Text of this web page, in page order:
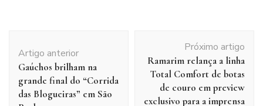
de
post
Artigo anterior
Gaúchos brilham na
grande final do “Corrida
das Blogueiras” em São
Próximo artigo
Ramarim relança a linha
Total Comfort de botas
de couro em preview
exclusivo para a imprensa